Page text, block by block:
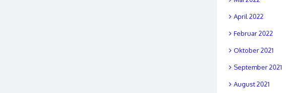
April 2022
Februar 2022
Oktober 2021
September 2021
August 2021